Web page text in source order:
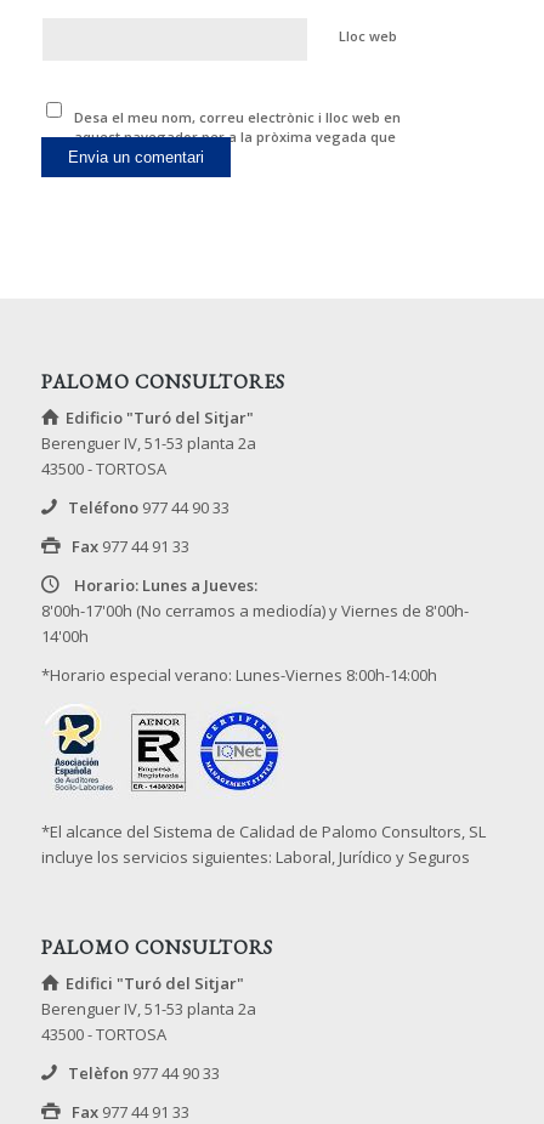
Lloc web
Desa el meu nom, correu electrònic i lloc web en
aquest navegador per a la pròxima vegada que
comenti.
PALOMO CONSULTORES
Edificio "Turó del Sitjar"
Berenguer IV, 51-53 planta 2a
43500 - TORTOSA
Teléfono 977 44 90 33
Fax 977 44 91 33
Horario: Lunes a Jueves:
8'00h-17'00h (No cerramos a mediodía) y Viernes de 8'00h-
14'00h
*Horario especial verano: Lunes-Viernes 8:00h-14:00h
*El alcance del Sistema de Calidad de Palomo Consultors, SL
incluye los servicios siguientes: Laboral, Jurídico y Seguros
PALOMO CONSULTORS
Edifici "Turó del Sitjar"
Berenguer IV, 51-53 planta 2a
43500 - TORTOSA
Telèfon 977 44 90 33
Fax 977 44 91 33